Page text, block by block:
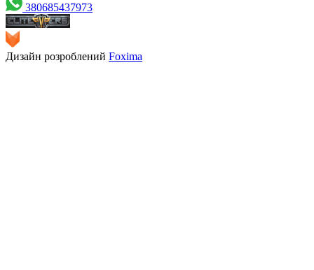
380685437973
Дизайн розроблений Foxima